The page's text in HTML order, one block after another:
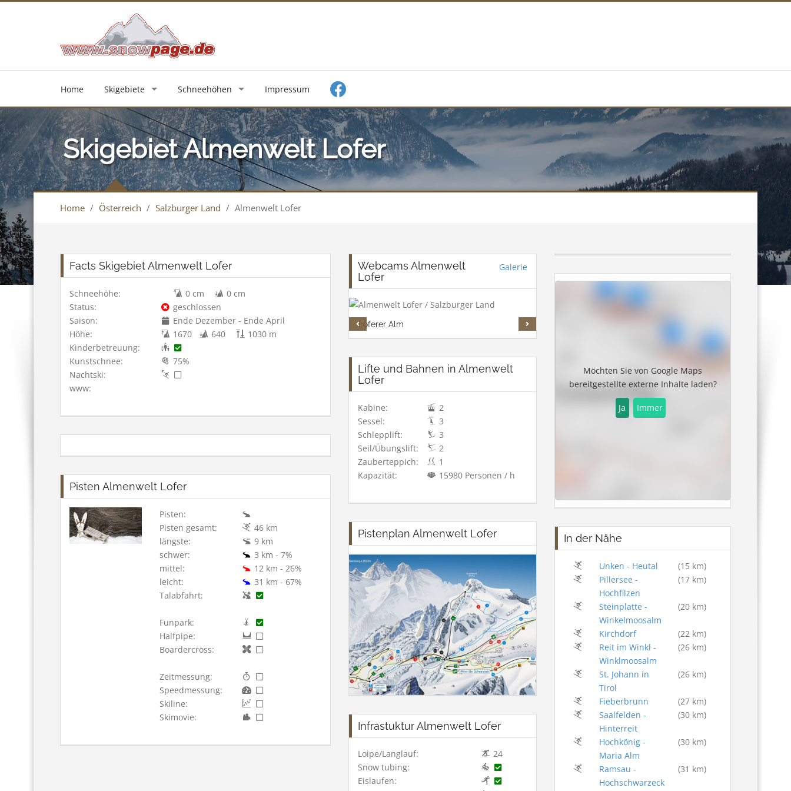
Home Skigebiete Schneehöhen Impressum
Skigebiet Almenwelt Lofer
Home / Österreich / Salzburger Land / Almenwelt Lofer
Facts Skigebiet Almenwelt Lofer
Schneehöhe: 0 cm
0 cm
Status:
geschlossen
Saison:
Ende Dezember - Ende April
Höhe:
1670 640
1030 m
Kinderbetreuung:
Kunstschnee:
75%
Nachtski:
www:
Pisten Almenwelt Lofer
Pisten:
Pisten gesamt:
46 km
längste:
9 km
schwer:
3 km - 7%
mittel:
12 km - 26%
leicht:
31 km - 67%
Talabfahrt:
Funpark:
Halfpipe:
Boardercross:
Zeitmessung:
Speedmessung:
Skiline:
Skimovie:
Webcams Almenwelt
Lofer
Galerie
Loferer Alm
Lifte und Bahnen in Almenwelt
Lofer
Kabine:
2
Sessel:
3
Schlepplift:
3
Seil/Übungslift:
2
Zauberteppich:
1
Kapazität:
15980 Personen / h
Pistenplan Almenwelt Lofer
Infrastuktur Almenwelt Lofer
Loipe/Langlauf:
24
Snow tubing:
Eislaufen:
Möchten Sie von Google Maps
bereitgestellte externe Inhalte laden?
Ja Immer
In der Nähe
Unken - Heutal
(15 km)
Pillersee -
Hochfilzen
(17 km)
Steinplatte -
Winkelmoosalm
(20 km)
Kirchdorf
(22 km)
Reit im Winkl -
Winklmoosalm
(26 km)
St. Johann in
Tirol
(26 km)
Fieberbrunn
(27 km)
Saalfelden -
Hinterreit
(30 km)
Hochkönig -
Maria Alm
(30 km)
Ramsau -
Hochschwarzeck
(31 km)